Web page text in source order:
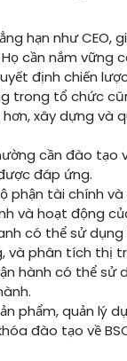
hạn như CEO,
cần nắm vững
định chiến
trong tổ chức
xây dựng và
cần đào tạo
đáp ứng.
tài chính và
và hoạt động
có thể sử dụng
và phân tích thị
hành có thể sử
phẩm, quản lý
đào tạo về